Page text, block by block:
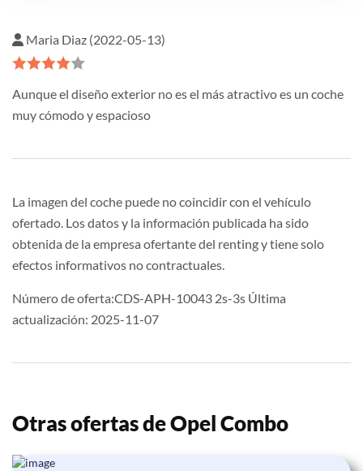
Maria Diaz (2022-05-13)
Aunque el diseño exterior no es el más atractivo es un coche
muy cómodo y espacioso
La imagen del coche puede no coincidir con el vehículo
ofertado. Los datos y la información publicada ha sido
obtenida de la empresa ofertante del renting y tiene solo
efectos informativos no contractuales.
Número de oferta:CDS-APH-10043 2s-3s Última
actualización: 2025-11-07
Otras ofertas de Opel Combo